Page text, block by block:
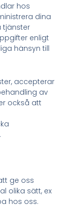
hos
dina
tjänster
enligt
hänsyn till
accepterar
av
också att
ge oss
olika sätt, ex
hos oss.